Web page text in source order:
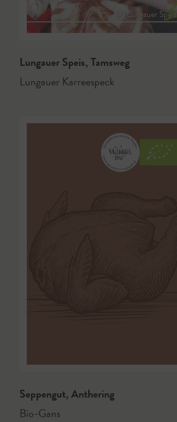
© Lungauer Speis
Lungauer Speis,Tamsweg
Lungauer Karreespeck
Seppengut,Anthering
Bio-Gans